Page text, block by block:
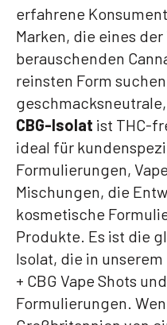
erfahrene
Marken, die eines
berauschenden
reinsten Form
CBG-Isolat ist THC-
ideal für
Formulierungen,
Mischungen, die
kosmetische
Produkte. Es ist die
Isolat, die in unserem
+ CBG Vape Shots
Formulierungen.